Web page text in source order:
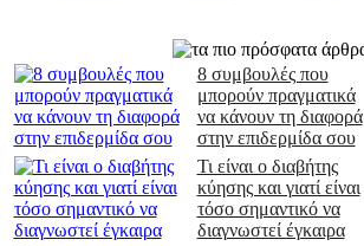
8 συμβουλές που
μπορούν πραγματικά
να κάνουν τη διαφορά
στην επιδερμίδα σου
Τι είναι ο διαβήτης
κύησης και γιατί είναι
τόσο σημαντικό να
διαγνωστεί έγκαιρα